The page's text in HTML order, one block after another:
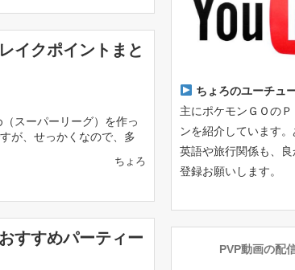
イクポイントまと
スーパーリーグ）を作っ
が、せっかくなので、多
ちょろ
すすめパーティー
ちょろのユーチュ
主にポケモンＧＯの
ンを紹介しています
英語や旅行関係も、
登録お願いします。
PVP動画の配